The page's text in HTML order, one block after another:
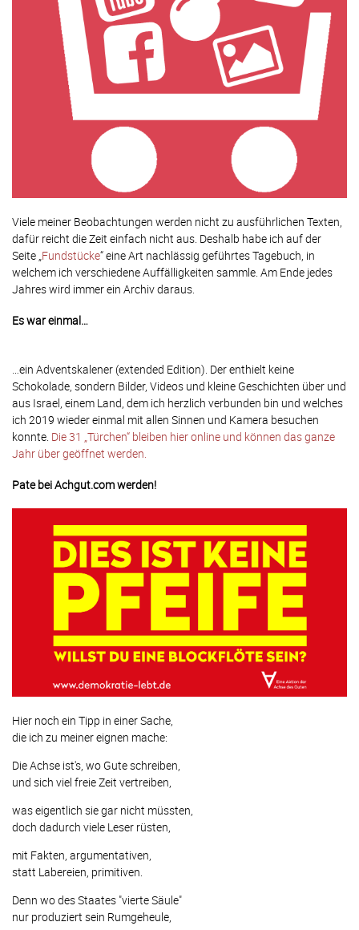
Viele meiner Beobachtungen werden nicht zu ausführlichen Texten,
dafür reicht die Zeit einfach nicht aus. Deshalb habe ich auf der
Seite „ Fundstücke“ eine Art nachlässig geführtes Tagebuch, in
welchem ich verschiedene Auffälligkeiten sammle. Am Ende jedes
Jahres wird immer ein Archiv daraus.
Es war einmal…
…ein Adventskalener (extended Edition). Der enthielt keine
Schokolade, sondern Bilder, Videos und kleine Geschichten über und
aus Israel, einem Land, dem ich herzlich verbunden bin und welches
ich 2019 wieder einmal mit allen Sinnen und Kamera besuchen
konnte. Die 31 „Türchen“ bleiben hier online und können das ganze
Jahr über geöffnet werden.
Pate bei Achgut.com werden!
Hier noch ein Tipp in einer Sache,
die ich zu meiner eignen mache:
Die Achse ist's, wo Gute schreiben,
und sich viel freie Zeit vertreiben,
was eigentlich sie gar nicht müssten,
doch dadurch viele Leser rüsten,
mit Fakten, argumentativen,
statt Labereien, primitiven.
Denn wo des Staates "vierte Säule"
nur produziert sein Rumgeheule,